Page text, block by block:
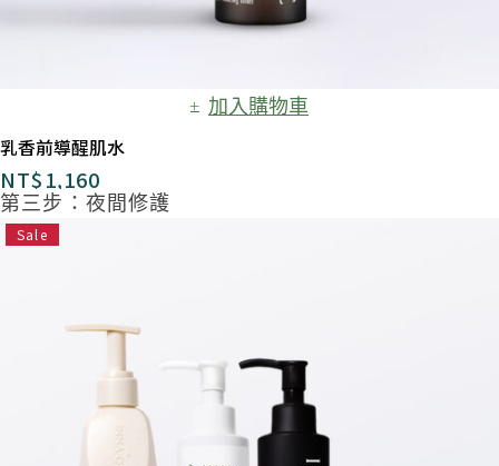
加入購物車
乳香前導醒肌水
NT$1,160
第三步：夜間修護
Sale